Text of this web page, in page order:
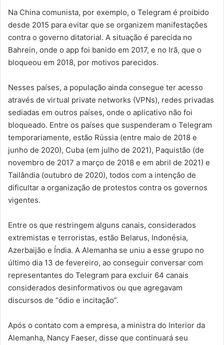
Na China comunista, por exemplo, o Telegram é proibido
desde 2015 para evitar que se organizem manifestações
contra o governo ditatorial. A situação é parecida no
Bahrein, onde o app foi banido em 2017, e no Irã, que o
bloqueou em 2018, por motivos parecidos.
Nesses países, a população ainda consegue ter acesso
através de virtual private networks (VPNs), redes privadas
sediadas em outros países, onde o aplicativo não foi
bloqueado. Entre os países que suspenderam o Telegram
temporariamente, estão Rússia (entre maio de 2018 e
junho de 2020), Cuba (em julho de 2021), Paquistão (de
novembro de 2017 a março de 2018 e em abril de 2021) e
Tailândia (outubro de 2020), todos com a intenção de
dificultar a organização de protestos contra os governos
vigentes.
Entre os que restringem alguns canais, considerados
extremistas e terroristas, estão Belarus, Indonésia,
Azerbaijão e Índia. A Alemanha se uniu a esse grupo no
último dia 13 de fevereiro, ao conseguir conversar com
representantes do Telegram para excluir 64 canais
considerados desinformativos ou que agregavam
discursos de “ódio e incitação”.
Após o contato com a empresa, a ministra do Interior da
Alemanha, Nancy Faeser, disse que continuará seu